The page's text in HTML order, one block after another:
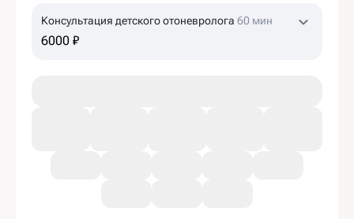
Консультация детского отоневролога 60 мин
6000 ₽